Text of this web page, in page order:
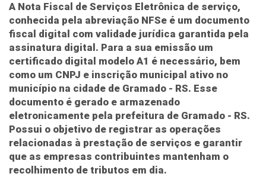
A Nota Fiscal de Serviços Eletrônica de serviço,
conhecida pela abreviação NFSe é um documento
fiscal digital com validade jurídica garantida pela
assinatura digital. Para a sua emissão um
certificado digital modelo A1 é necessário, bem
como um CNPJ e inscrição municipal ativo no
município na cidade de Gramado - RS. Esse
documento é gerado e armazenado
eletronicamente pela prefeitura de Gramado - RS.
Possui o objetivo de registrar as operações
relacionadas à prestação de serviços e garantir
que as empresas contribuintes mantenham o
recolhimento de tributos em dia.